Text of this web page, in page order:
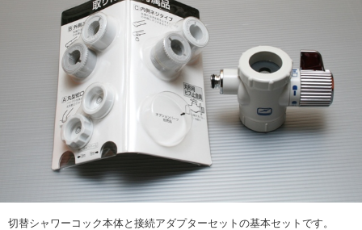
切替シャワーコック本体と接続アダプターセットの基本セットです。